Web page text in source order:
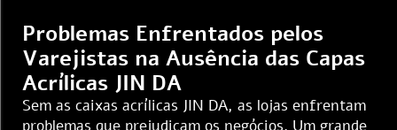
Problemas Enfrentados pelos
Varejistas na Ausência das Capas
Acrílicas JIN DA
Sem as caixas acrílicas JIN DA, as lojas enfrentam
problemas que prejudicam os negócios. Um grande